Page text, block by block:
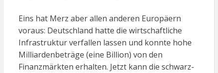
Eins hat Merz aber allen anderen Europäern
voraus: Deutschland hatte die wirtschaftliche
Infrastruktur verfallen lassen und konnte hohe
Milliardenbeträge (eine Billion) von den
Finanzmärkten erhalten. Jetzt kann die schwarz-